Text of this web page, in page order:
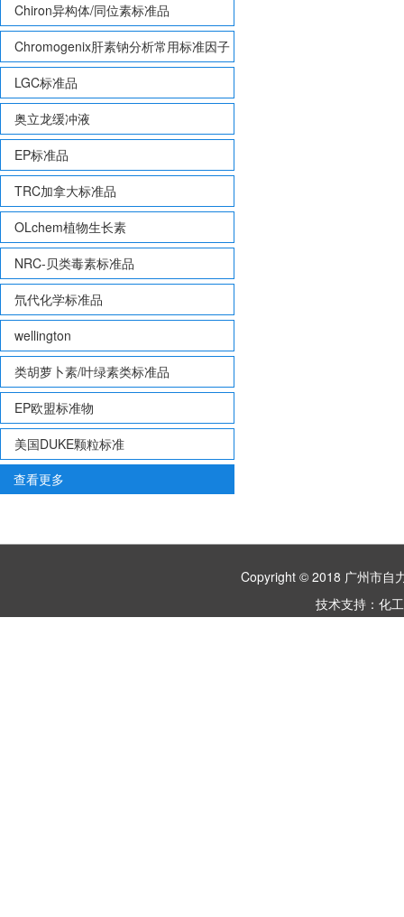
Chiron异构体/同位素标准品
Chromogenix肝素钠分析常用标准因子
LGC标准品
奥立龙缓冲液
EP标准品
TRC加拿大标准品
OLchem植物生长素
NRC-贝类毒素标准品
氘代化学标准品
wellington
类胡萝卜素/叶绿素类标准品
EP欧盟标准物
美国DUKE颗粒标准
查看更多
Copyright © 2018 广州市
技术支持： 化